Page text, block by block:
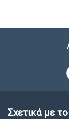
Σχετικά με